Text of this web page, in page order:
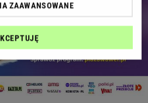
ZAAWANSOWANE